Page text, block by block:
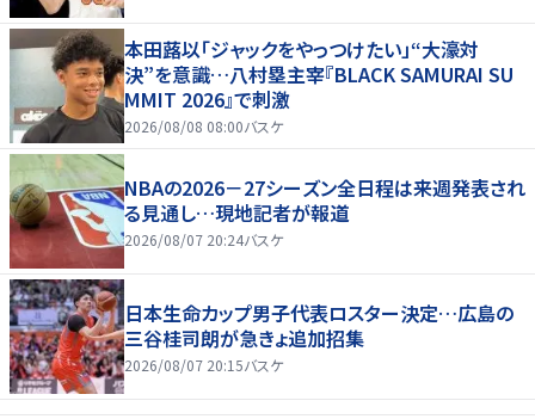
本田蕗以「ジャックをやっつけたい」“大濠対
決”を意識…八村塁主宰『BLACK SAMURAI SU
MMIT 2026』で刺激
2026/08/08 08:00バスケ
NBAの2026－27シーズン全日程は来週発表され
る見通し…現地記者が報道
2026/08/07 20:24バスケ
日本生命カップ男子代表ロスター決定…広島の
三谷桂司朗が急きょ追加招集
2026/08/07 20:15バスケ